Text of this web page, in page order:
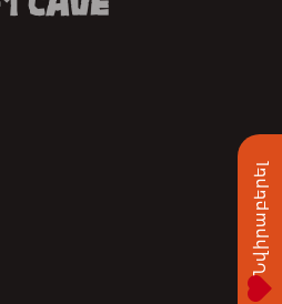
Նվիրաբերել